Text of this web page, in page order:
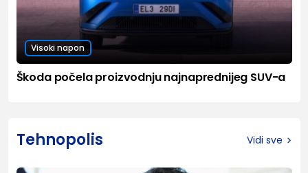
Visoki napon
Škoda počela proizvodnju najnaprednijeg SUV-a
Tehnopolis Vidi sve